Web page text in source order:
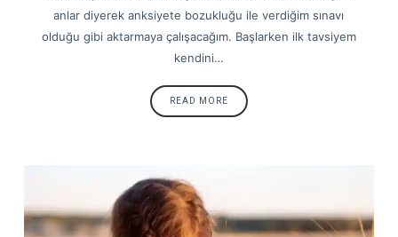
anlar diyerek anksiyete bozukluğu ile verdiğim sınavı
olduğu gibi aktarmaya çalışacağım. Başlarken ilk tavsiyem
kendini…
READ MORE